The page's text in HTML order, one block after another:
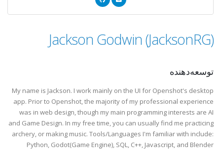
Jackson Godwin (JacksonRG)
توسعه‌دهنده
My name is Jackson. I work mainly on the UI for Openshot's desktop
app. Prior to Openshot, the majority of my professional experience
was in web design, though my main programming interests are AI
and Game Design. In my free time, you can usually find me practicing
archery, or making music. Tools/Languages I'm familiar with include:
Python, Godot(Game Engine), SQL, C++, Javascript, and Blender